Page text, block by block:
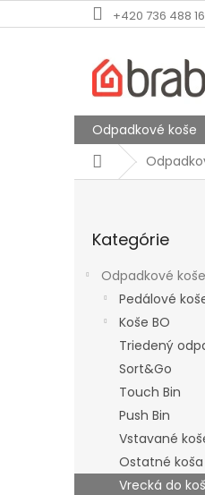
na
+420 736 488
Odpadkové koše
Domov
kategórie
Kategórie
Odpadkové koše
Pedálové
Koše BO
Triedený
Sort&Go
Touch Bin
Push Bin
Vstavané
Ostatné koša
Vrecká do